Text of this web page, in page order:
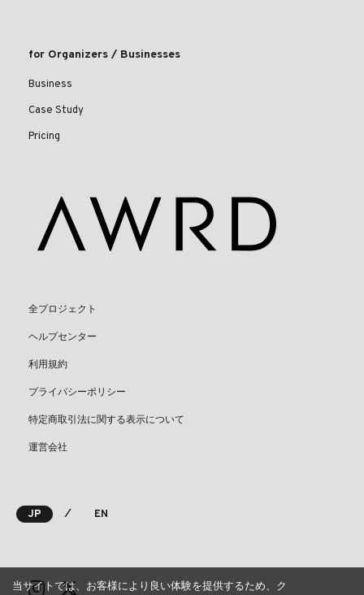
for Organizers / Businesses
Business
Case Study
Pricing
全プロジェクト
ヘルプセンター
利用規約
プライバシーポリシー
特定商取引法に関する表示について
運営会社
JP ⁄ EN
当サイトでは、お客様により良い体験を提供するため、ク